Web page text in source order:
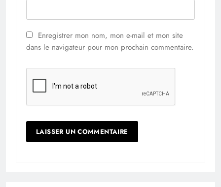
Enregistrer mon nom, mon e-mail et mon site
dans le navigateur pour mon prochain commentaire.